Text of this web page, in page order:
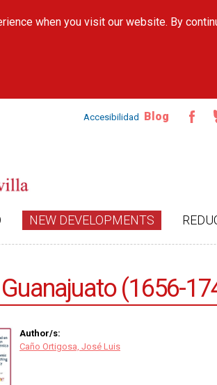
main
when you visit our website. By
Accesibilidad Blog
NEW DEVELOPMENTS
(1656-
Author/s:
Caño Ortigosa, José Luis